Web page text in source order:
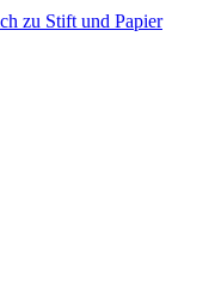
zu Stift und Papier